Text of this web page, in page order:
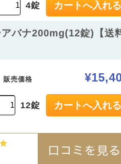
4錠
バナ200mg(12錠)【送
販売価格
12錠